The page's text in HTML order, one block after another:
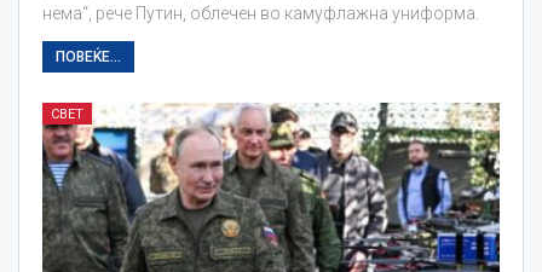
нема“, рече Путин, облечен во камуфлажна униформа.
ПОВЕЌЕ...
СВЕТ